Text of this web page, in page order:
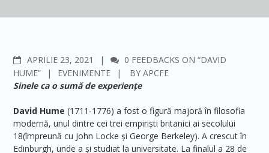
APRILIE 23, 2021 COMMENTS
0 FEEDBACKS ON “DAVID
HUME”
EVENIMENTE BYAPCFE
Sinele ca o sumă de experiențe
David Hume (1711-1776) a fost o figură majoră în filosofia
modernă, unul dintre cei trei empiriști britanici ai secolului
18(împreună cu John Locke și George Berkeley). A crescut în
Edinburgh, unde a și studiat la universitate. La finalul a 28 de